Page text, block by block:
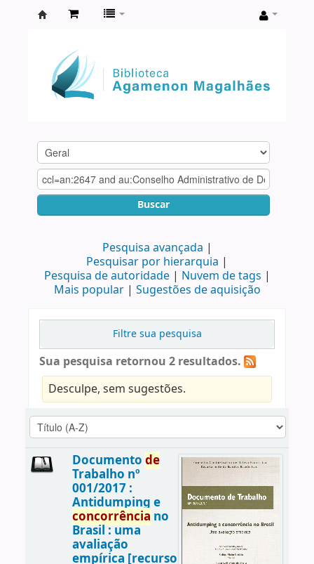
Agamenon
Magalhães
Buscar
Pesquisa avançada
Pesquisar por hierarquia
Pesquisa de autoridade
Nuvem de tags
Mais popular
Sugestões de aquisição
Filtre sua pesquisa
Sua pesquisa retornou 2 resultados.
Desculpe, sem sugestões.
Documento de
Trabalho nº
001/2017 :
Antidumping e
concorrência no
Brasil : uma
avaliação
empírica [recurso